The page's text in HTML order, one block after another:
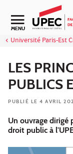
Aller au contenu
Navigation
MENU
Université Paris-Est
LES
PUBLICS
PUBLIÉ LE 4 AVRIL
Un ouvrage dirigé
droit public à